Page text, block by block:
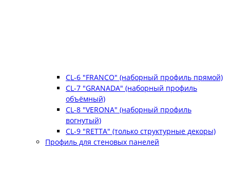
CL-6 "FRANCO" (наборный профиль прямой)
CL-7 "GRANADA" (наборный профиль
объёмный)
CL-8 "VERONA" (наборный профиль
вогнутый)
CL-9 "RETTA" (только структурные декоры)
Профиль для стеновых панелей